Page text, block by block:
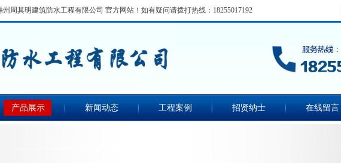
周其明建筑防水工程有限公司 官方网站！如有疑问请拨打热线： 18255017192
产品展示 新闻动态 工程案例 招贤纳士 在线留言